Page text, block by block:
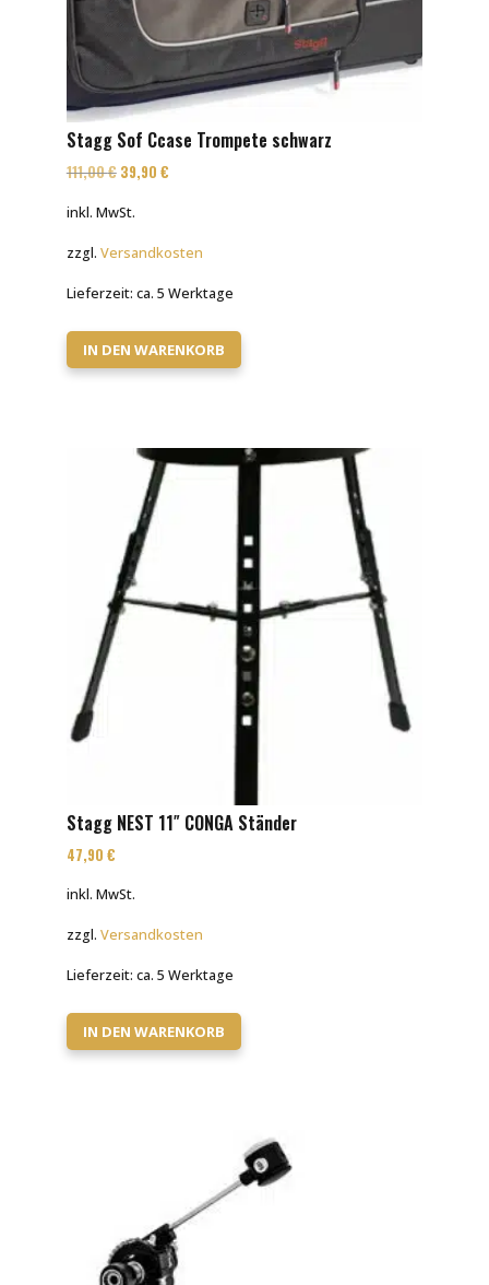
Stagg Sof Ccase Trompete schwarz
111,00€ Ursprünglicher
111,00 €
39,90 €Aktueller
39,90 €.
inkl. MwSt.
zzgl. Versandkosten
Lieferzeit: ca. 5 Werktage
IN DEN WARENKORB
Stagg NEST 11″ CONGA Ständer
47,90 €
inkl. MwSt.
zzgl. Versandkosten
Lieferzeit: ca. 5 Werktage
IN DEN WARENKORB